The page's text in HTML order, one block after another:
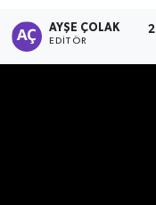
AYŞE ÇOLAK
EDITÖR
Sağlık
Yemek
Son Dakika
Haber Arşivi